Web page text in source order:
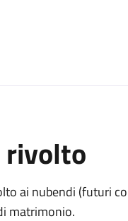
rivolto
ai nubendi (futuri
matrimonio.